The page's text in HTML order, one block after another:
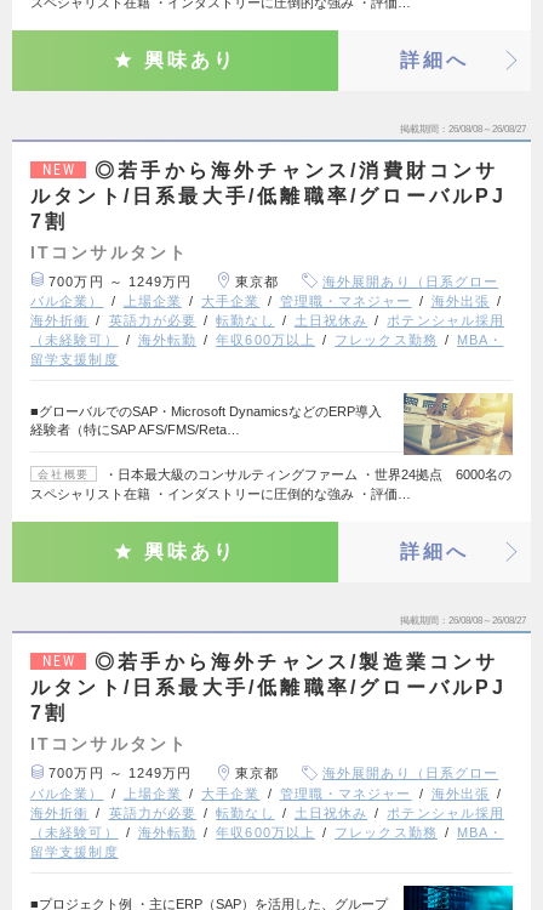
興味あり 詳細へ
掲載期間 26/08/08～26/08/27
NEW
◎若手から海外チャンス/消費財コンサ
ルタント/日系最大手/低離職率/グローバルPJ
7割
ITコンサルタント
700万円 ～ 1249万円 東京都
海外展開あり（日系グロー
バル企業）
上場企業 大手企業 管理職・マネジャー
海外出張
海外折衝
英語力が必要 転勤なし 土日祝休み
ポテンシャル採用
（未経験可）
海外転勤 年収600万以上 フレックス勤務
MBA・
留学支援制度
■グローバルでのSAP・Microsoft DynamicsなどのERP導入
経験者（特にSAP AFS/FMS/Reta…
会社概要
・日本最大級のコンサルティングファーム ・世界24拠点 6000名の
スペシャリスト在籍 ・インダストリーに圧倒的な強み ・評価…
興味あり 詳細へ
掲載期間 26/08/08～26/08/27
NEW
◎若手から海外チャンス/製造業コンサ
ルタント/日系最大手/低離職率/グローバルPJ
7割
ITコンサルタント
700万円 ～ 1249万円 東京都
海外展開あり（日系グロー
バル企業）
上場企業 大手企業 管理職・マネジャー
海外出張
海外折衝
英語力が必要 転勤なし 土日祝休み
ポテンシャル採用
（未経験可）
海外転勤 年収600万以上 フレックス勤務
MBA・
留学支援制度
■プロジェクト例 ・主にERP（SAP）を活用した、グループ